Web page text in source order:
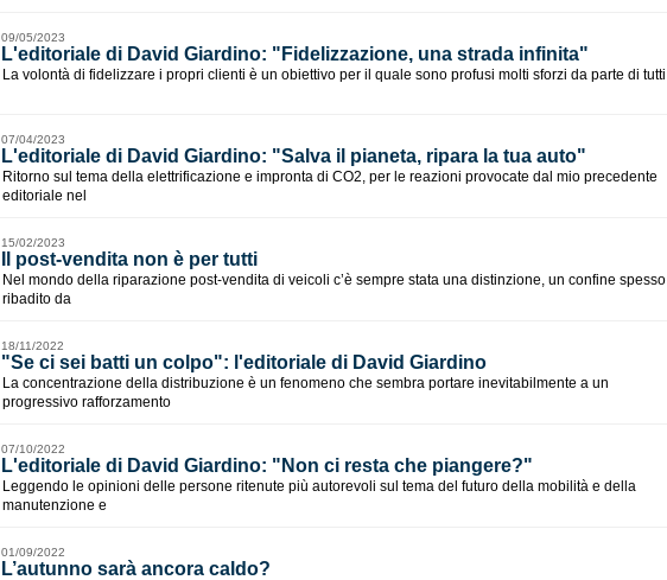
09/05/2023
L'editoriale di David Giardino: "Fidelizzazione, una strada infinita"
La volontà di fidelizzare i propri clienti è un obiettivo per il quale sono profusi molti sforzi da parte di tutti
07/04/2023
L'editoriale di David Giardino: "​Salva il pianeta, ripara la tua auto"
Ritorno sul tema della elettrificazione e impronta di CO2, per le reazioni provocate dal mio precedente
editoriale nel
15/02/2023
Il post-vendita non è per tutti
Nel mondo della riparazione post-vendita di veicoli c’è sempre stata una distinzione, un confine spesso
ribadito da
18/11/2022
"Se ci sei batti un colpo": l'editoriale di David Giardino
La concentrazione della distribuzione è un fenomeno che sembra portare inevitabilmente a un
progressivo rafforzamento
07/10/2022
L'editoriale di David Giardino: "Non ci resta che piangere?"
Leggendo le opinioni delle persone ritenute più autorevoli sul tema del futuro della mobilità e della
manutenzione e
01/09/2022
​L’autunno sarà ancora caldo?